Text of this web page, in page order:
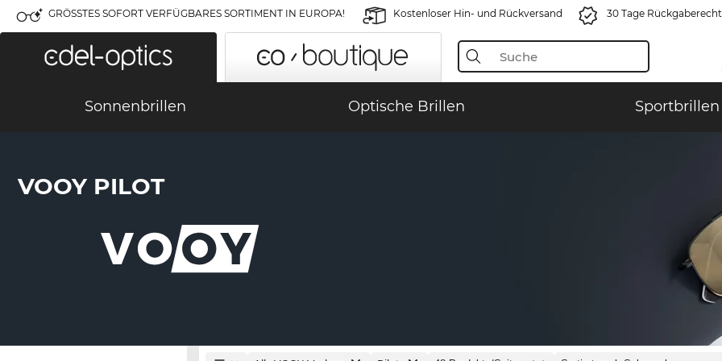
GRÖSSTES SOFORT VERFÜGBARES SORTIMENT IN EUROPA! Kostenloser Hin- und Rückversand 30 Tage Rückgaberecht
Sonnenbrillen Optische Brillen Sportbrillen
VOOY PILOT